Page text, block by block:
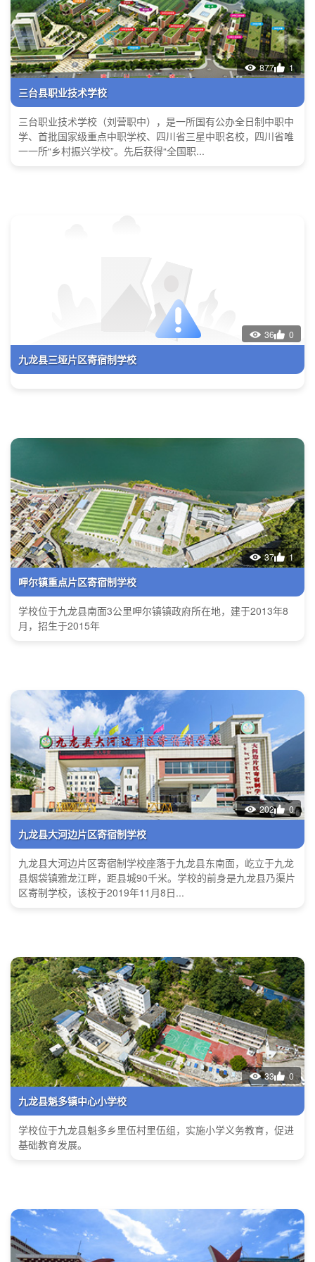
877 1
三台县职业技术学校
三台职业技术学校（刘营职中），是一所国有公办全日制中职中
学、首批国家级重点中职学校、四川省三星中职名校，四川省唯
一一所“乡村振兴学校”。先后获得“全国职...
36 0
九龙县三垭片区寄宿制学校
37 1
呷尔镇重点片区寄宿制学校
学校位于九龙县南面3公里呷尔镇镇政府所在地，建于2013年8
月，招生于2015年
202 0
九龙县大河边片区寄宿制学校
九龙县大河边片区寄宿制学校座落于九龙县东南面，屹立于九龙
县烟袋镇雅龙江畔，距县城90千米。学校的前身是九龙县乃渠片
区寄制学校，该校于2019年11月8日...
33 0
九龙县魁多镇中心小学校
学校位于九龙县魁多乡里伍村里伍组，实施小学义务教育，促进
基础教育发展。